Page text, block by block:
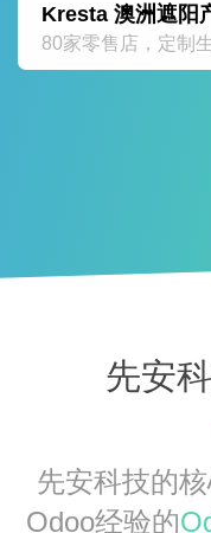
Kresta 澳洲遮阳
80家零售店，定制
先安
先安科技的
Odoo经验的